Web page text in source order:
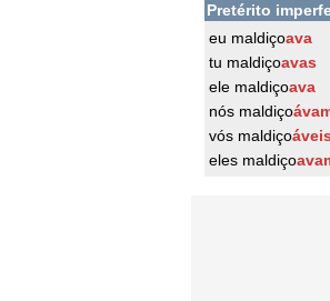
Pretérito
eu maldiçoava
tu maldiçoavas
ele maldiçoava
nós maldiço
vós maldiçoáveis
eles maldiço